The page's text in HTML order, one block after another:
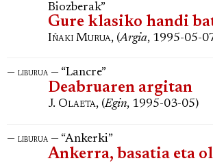
Biozberak”
Gure klasiko handi
Iñaki Murua, (Argia, 1995-05-
— liburua — “Lancre”
Deabruaren argitan
J. Olaeta, (Egin, 1995-03-05)
— liburua — “Ankerki”
Ankerra, basatia eta